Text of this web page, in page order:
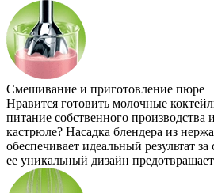
Смешивание и приготовление пюре
Нравится готовить молочные
питание собственного
кастрюле? Насадка блендера из
обеспечивает идеальный результат
ее уникальный дизайн